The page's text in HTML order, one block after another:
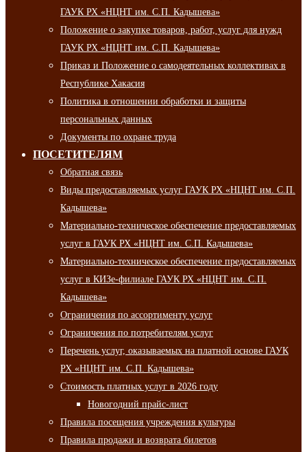
ГАУК РХ «НЦНТ им. С.П. Кадышева»
Положение о закупке товаров, работ, услуг для нужд
ГАУК РХ «НЦНТ им. С.П. Кадышева»
Приказ и Положение о самодеятельных коллективах в
Республике Хакасия
Политика в отношении обработки и защиты
персональных данных
Документы по охране труда
ПОСЕТИТЕЛЯМ
Обратная связь
Виды предоставляемых услуг ГАУК РХ «НЦНТ им. С.П.
Кадышева»
Материально-техническое обеспечение предоставляемых
услуг в ГАУК РХ «НЦНТ им. С.П. Кадышева»
Материально-техническое обеспечение предоставляемых
услуг в КИЗе-филиале ГАУК РХ «НЦНТ им. С.П.
Кадышева»
Ограничения по ассортименту услуг
Ограничения по потребителям услуг
Перечень услуг, оказываемых на платной основе ГАУК
РХ «НЦНТ им. С.П. Кадышева»
Стоимость платных услуг в 2026 году
Новогодний прайс-лист
Правила посещения учреждения культуры
Правила продажи и возврата билетов